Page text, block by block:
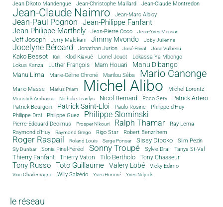
Jean Dikoto Mandengue Jean-Christophe Maillard Jean-Claude Montredon
Jean-Claude Naimro Jean-Marc Albicy
Jean-Paul Pognon
Jean-Philippe Fanfant
Jean-Philippe Marthely
Jean-Pierre Coco Jean-Yves Messan
Jeff Joseph Jerry Malekani Jimmy Mvondo Joby Julienne
Jocelyne Béroard Jonathan Jurion José Privat Jose Vulbeau
Kako Bessot Kali Klod Kiavué Lionel Jouot
Lokassa Ya Mbongo
Lokua Kanza
Luther François Mam Houari Manu Dibango
Manu Lima Marie-Céline Chroné Marilou Séba Mario Canonge
Mario Masse Marius Priam Michel Alibo Michel Lorentz
Moustick Ambassa Nathalie Jeanlys Nicol Bernard Paco Sery
Patrick Artero
Patrick Bourgoin
Patrick Saint-Eloi Paulo Rosine
Philippe d'Huy
Philippe Drai
Philippe Guez Philippe Slominski
Pierre-Edouard Decimus Prosper N'kouri Ralph Thamar
Ray Lema
Raymond d'Huy
Raymond Grego Rigo Star Robert Benzrihem
Roger Raspail Roland Louis Serge Ponsar Sissy Dipoko Slim Pezin
Sly Dunbar Sonia Pinel-Féréol Sonny Troupé Sylvie Drai Tanya St-Val
Thierry Fanfant Thierry Vaton Tilo Bertholo Tony Chasseur
Tony Russo Toto Guillaume Valery Lobé Vicky Edimo
Vico Charlemagne Willy Salzédo Yves Honoré Yves Ndjock
le réseau